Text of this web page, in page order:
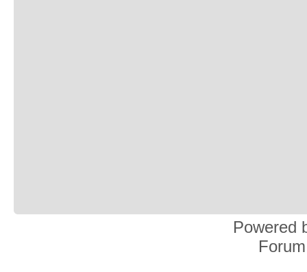
Powered